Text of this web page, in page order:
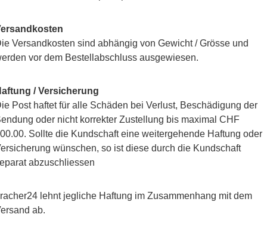
Versandkosten sind abhängig von Gewicht / Grösse und
vor dem Bestellabschluss ausgewiesen.
/ Versicherung
Post haftet für alle Schäden bei Verlust, Beschädigung der
oder nicht korrekter Zustellung bis maximal CHF
Sollte die Kundschaft eine weitergehende Haftung oder
wünschen, so ist diese durch die Kundschaft
abzuschliessen
lehnt jegliche Haftung im Zusammenhang mit dem
ab.